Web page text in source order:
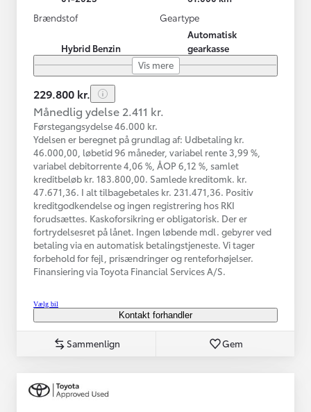
Brændstof
Hybrid Benzin
Geartype
Automatisk
gearkasse
Vis mere
229.800 kr.
Månedlig ydelse 2.411 kr.
Førstegangsydelse 46.000 kr.
Ydelsen er beregnet på grundlag af: Udbetaling kr.
46.000,00, løbetid 96 måneder, variabel rente 3,99 %,
variabel debitorrente 4,06 %, ÅOP 6,12 %, samlet
kreditbeløb kr. 183.800,00. Samlede kreditomk. kr.
47.671,36. I alt tilbagebetales kr. 231.471,36. Positiv
kreditgodkendelse og ingen registrering hos RKI
forudsættes. Kaskoforsikring er obligatorisk. Der er
fortrydelsesret på lånet. Ingen løbende mdl. gebyrer ved
betaling via en automatisk betalingstjeneste. Vi tager
forbehold for fejl, prisændringer og renteforhøjelser.
Finansiering via Toyota Financial Services A/S.
Vælg bil
Kontakt forhandler
Sammenlign Gem